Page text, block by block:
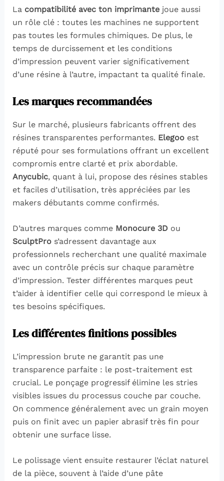
La compatibilité avec ton imprimantejoue aussi
un rôle clé : toutes les machines ne supportent
pas toutes les formules chimiques. De plus, le
temps de durcissement et les conditions
d’impression peuvent varier significativement
d’une résine à l’autre, impactant ta qualité finale.
Les marques recommandées
Sur le marché, plusieurs fabricants offrent des
résines transparentes performantes. Elegooest
réputé pour ses formulations offrant un excellent
compromis entre clarté et prix abordable.
Anycubic, quant à lui, propose des résines stables
et faciles d’utilisation, très appréciées par les
makers débutants comme confirmés.
D’autres marques comme Monocure 3D ou
SculptPros’adressent davantage aux
professionnels recherchant une qualité maximale
avec un contrôle précis sur chaque paramètre
d’impression. Tester différentes marques peut
t’aider à identifier celle qui correspond le mieux à
tes besoins spécifiques.
Les différentes finitions possibles
L’impression brute ne garantit pas une
transparence parfaite : le post-traitement est
crucial. Le ponçage progressif élimine les stries
visibles issues du processus couche par couche.
On commence généralement avec un grain moyen
puis on finit avec un papier abrasif très fin pour
obtenir une surface lisse.
Le polissage vient ensuite restaurer l’éclat naturel
de la pièce, souvent à l’aide d’une pâte